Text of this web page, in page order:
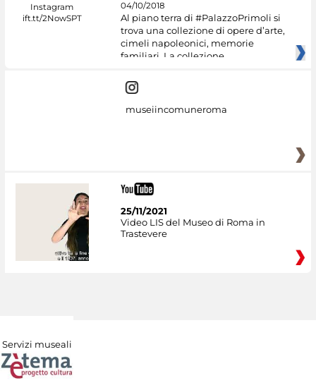
04/10/2018
Al piano terra di #PalazzoPrimoli si
trova una collezione di opere d’arte,
cimeli napoleonici, memorie
familiari. La collezione
museiincomuneroma
25/11/2021
Video LIS del Museo di Roma in
Trastevere
Servizi museali